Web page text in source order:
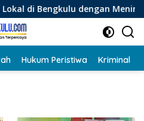
dengan Meningkatkan
Hukum Peristiwa Kriminal